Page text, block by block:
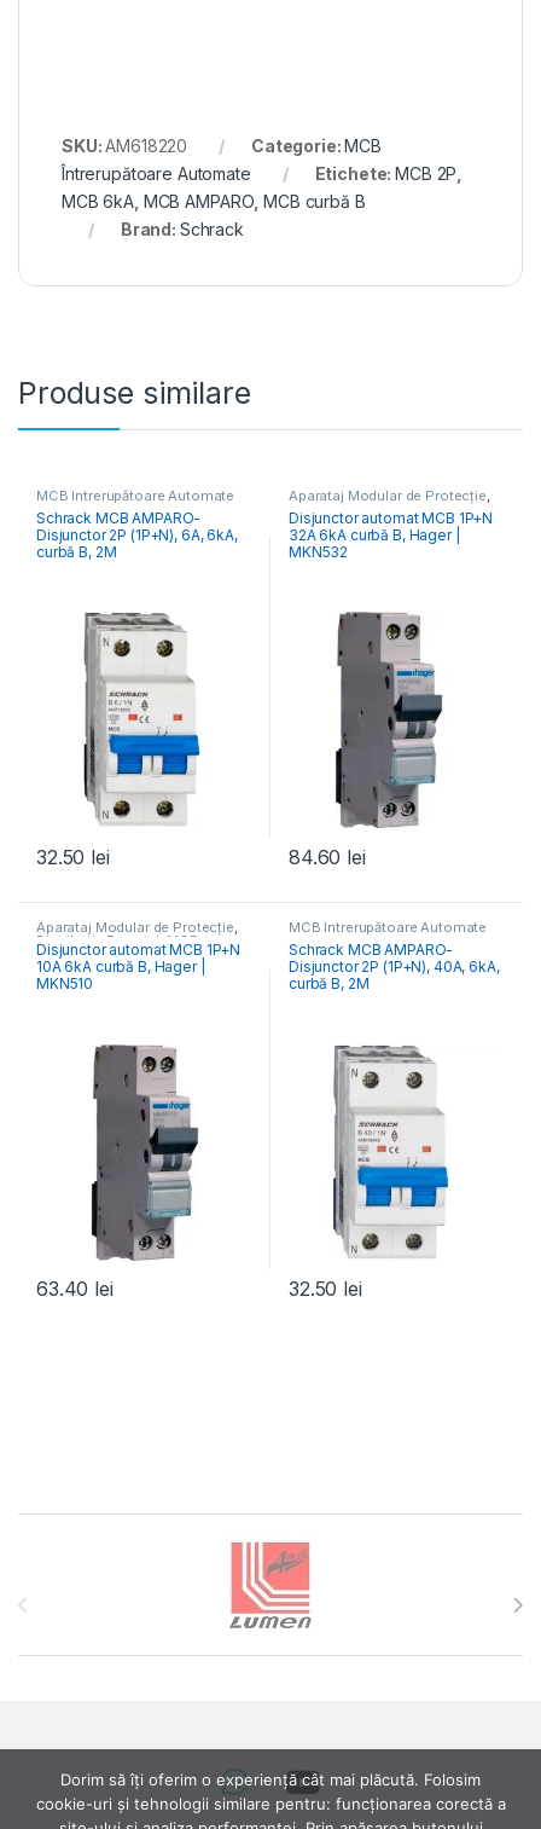
SKU:AM618220 Categorie:MCB
Întrerupătoare Automate
Etichete:MCB 2P
MCB 6kA MCB AMPARO ,MCB curbă B
Brand: Schrack
Produse similare
MCB Întrerupătoare Automate
Schrack MCB AMPARO-
Disjunctor 2P (1P+N), 6A, 6kA,
curbă B, 2M
32.50 lei
Aparataj Modular de Protecție,
Distribuția Energiei , MCB
Întrerupătoare Automate
Disjunctor automat MCB 1P+N
32A 6kA curbă B, Hager |
MKN532
84.60 lei
Aparataj Modular de Protecție,
Distribuția Energiei , MCB
Întrerupătoare Automate
Disjunctor automat MCB 1P+N
10A 6kA curbă B, Hager |
MKN510
63.40 lei
MCB Întrerupătoare Automate
Schrack MCB AMPARO-
Disjunctor 2P (1P+N), 40A, 6kA,
curbă B, 2M
32.50 lei
Dorim să îți oferim o experiență cât mai plăcută. Folosim
cookie-uri și tehnologii similare pentru: funcționarea corectă a